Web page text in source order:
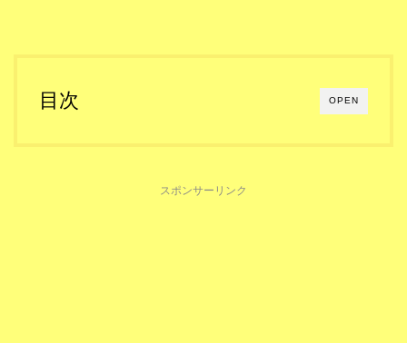
OPEN
目次
スポンサーリンク